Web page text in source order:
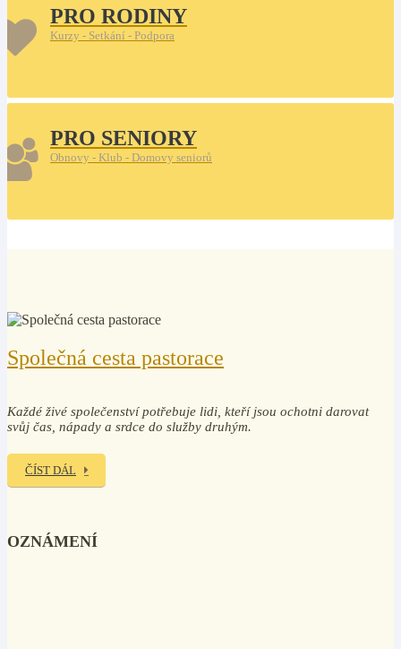
PRO RODINY
Kurzy - Setkání - Podpora
PRO SENIORY
Obnovy - Klub - Domovy seniorů
Společná cesta pastorace
Každé živé společenství potřebuje lidi, kteří jsou ochotni darovat
svůj čas, nápady a srdce do služby druhým.
ČÍST DÁL
OZNÁMENÍ